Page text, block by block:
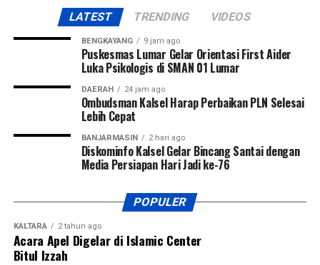
LATEST TRENDING VIDEOS
BENGKAYANG 9 jam ago
Puskesmas Lumar Gelar Orientasi First Aider
Luka Psikologis di SMAN 01 Lumar
DAERAH 24 jam ago
Ombudsman Kalsel Harap Perbaikan PLN Selesai
Lebih Cepat
BANJARMASIN 2 hari ago
Diskominfo Kalsel Gelar Bincang Santai dengan
Media Persiapan Hari Jadi ke-76
POPULER
KALTARA 2 tahun ago
Acara Apel Digelar di Islamic Center
Bitul Izzah